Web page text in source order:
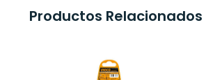
Productos Relacionados